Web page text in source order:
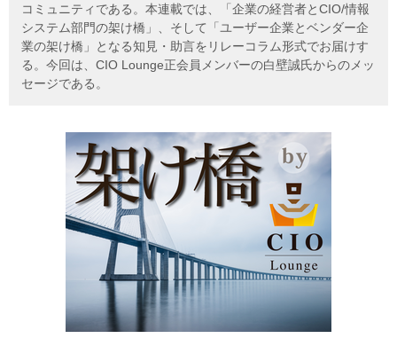
コミュニティである。本連載では、「企業の経営者とCIO/情報
システム部門の架け橋」、そして「ユーザー企業とベンダー企
業の架け橋」となる知見・助言をリレーコラム形式でお届けす
る。今回は、CIO Lounge正会員メンバーの白壁誠氏からのメッ
セージである。